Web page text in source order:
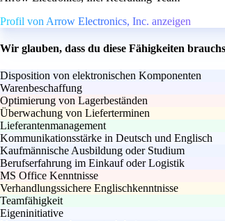
Profil von Arrow Electronics, Inc. anzeigen
Wir glauben, dass du diese Fähigkeiten
Disposition von elektronischen Komponenten
Warenbeschaffung
Optimierung von Lagerbeständen
Überwachung von Lieferterminen
Lieferantenmanagement
Kommunikationsstärke in Deutsch und Englisch
Kaufmännische Ausbildung oder Studium
Berufserfahrung im Einkauf oder Logistik
MS Office Kenntnisse
Verhandlungssichere Englischkenntnisse
Teamfähigkeit
Eigeninitiative